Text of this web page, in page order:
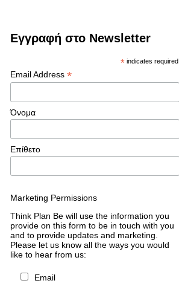
Εγγραφή στο Newsletter
* indicates required
Email Address *
Όνομα
Επίθετο
Marketing Permissions
Think Plan Be will use the information you
provide on this form to be in touch with you
and to provide updates and marketing.
Please let us know all the ways you would
like to hear from us:
Email